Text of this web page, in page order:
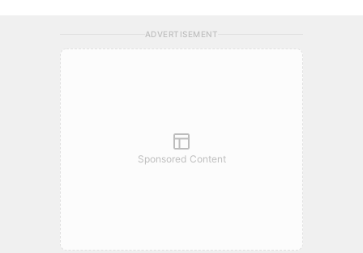
ADVERTISEMENT
Sponsored Content